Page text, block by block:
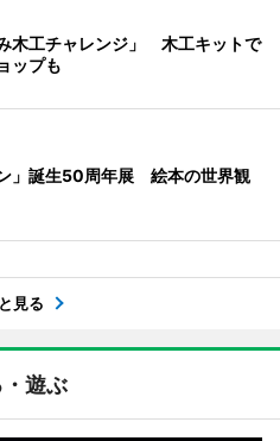
木工チャレンジ」 木工キットで
ップも
」誕生50周年展 絵本の世界観
見る
・遊ぶ